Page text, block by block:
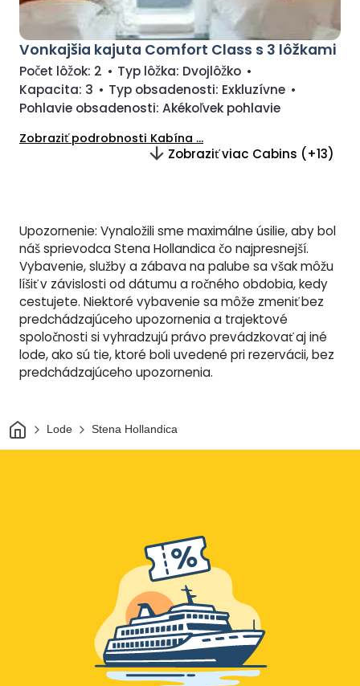
Vonkajšia kajuta Comfort Class s 3 lôžkami
Počet lôžok: 2 • Typ lôžka: Dvojlôžko •
Kapacita: 3 • Typ obsadenosti: Exkluzívne •
Pohlavie obsadenosti: Akékoľvek pohlavie
Zobraziť podrobnosti Kabína ...
Zobraziť viac Cabins (+13)
Upozornenie: Vynaložili sme maximálne úsilie, aby bol
náš sprievodca Stena Hollandica čo najpresnejší.
Vybavenie, služby a zábava na palube sa však môžu
líšiť v závislosti od dátumu a ročného obdobia, kedy
cestujete. Niektoré vybavenie sa môže zmeniť bez
predchádzajúceho upozornenia a trajektové
spoločnosti si vyhradzujú právo prevádzkovať aj iné
lode, ako sú tie, ktoré boli uvedené pri rezervácii, bez
predchádzajúceho upozornenia.
DomovLode Stena Hollandica